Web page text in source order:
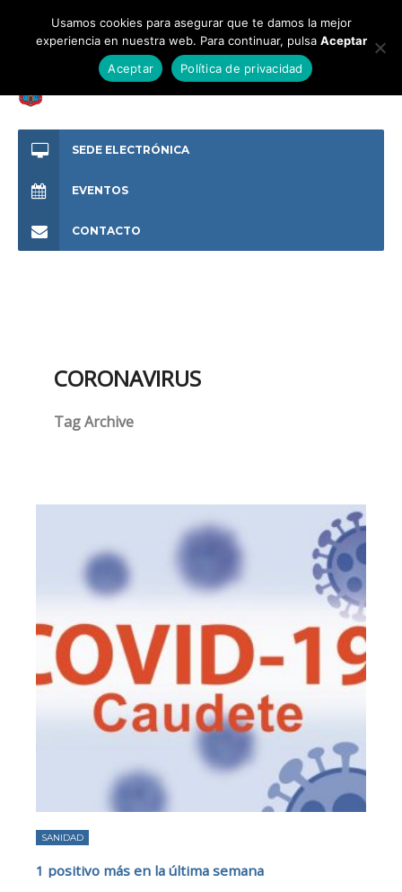
SEDE ELECTRÓNICA
EVENTOS
CONTACTO
CORONAVIRUS
Tag Archive
SANIDAD
1 positivo más en la última semana
Usamos cookies para asegurar que te damos la mejor
experiencia en nuestra web. Para continuar, pulsa Aceptar
Aceptar
Política de privacidad